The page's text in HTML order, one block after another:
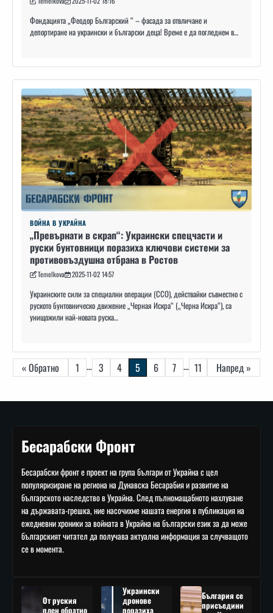
Фондацията „Феодор Българский “ – фасада за отвличане и
депортиране на украински и български деца! Време е да погледнем в…
ВОЙНА В УКРАЙНА
„Превърнати в скрап“: Украински спецчасти и
руски бунтовници поразиха ключови системи за
противовъздушна отбрана в Ростов
Temelkova 2025-11-02 14:57
Украинските сили за специални операции (ССО), действайки съвместно с
руското бунтовническо движение „Черная Искра“ („Черна Искра“), са
унищожили най-новата руска…
Навигация
« Обратно 1 … 3 4 5 6 7 … 11 Напред »
Бесарабски Фронт
Бесарабски фронт е проект на група българи от Украйна с цел
популяризиране на региона на Дунавска Бесарабия и развитие на
българското наследство в Украйна. След пълномащабното нахлуване
на държавата-грешка, ние насочихме нашата енергия в публикация на
ежедневни хроники за войната в Украйна на български език за да може
българският читател да получава актуална информация за случващото
се в момента.
От руския
плен обратно
Украински
дронове
поразиха
България се
присъедини